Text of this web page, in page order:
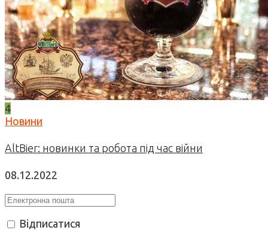
4
Новини
AltBier: новинки та робота під час війни
08.12.2022
Відписатися